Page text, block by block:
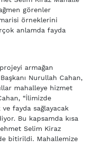
görenler
örneklerini
anlamda fayda
armağan
Nurullah Cahan,
mahalleye hizmet
“İlimizde
fayda sağlayacak
Bu kapsamda kısa
Selim Kiraz
bitirildi. Mahallemize